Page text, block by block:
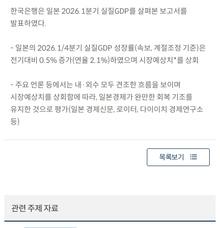
한국은행은 일본 2026.1분기 실질GDP를 살펴본 보고서를
발표하였다.
- 일본의 2026.1/4분기 실질GDP 성장률(속보, 계절조정 기준)은
전기대비 0.5% 증가(연율 2.1%)하였으며 시장예상치*를 상회
- 주요 언론 등에서는 내·외수 모두 견조한 흐름을 보이며
시장예상치를 상회함에 따라, 일본경제가 완만한 회복 기조를
유지한 것으로 평가(일본 경제신문, 로이터, 다이이치 경제연구소
등)
목록보기
관련 주제 자료